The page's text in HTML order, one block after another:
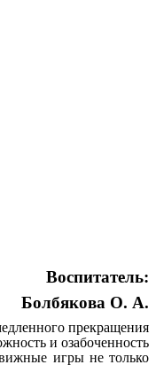
Воспитатель:
Болбякова О. А.
прекращения
и озабоченность
игры не только